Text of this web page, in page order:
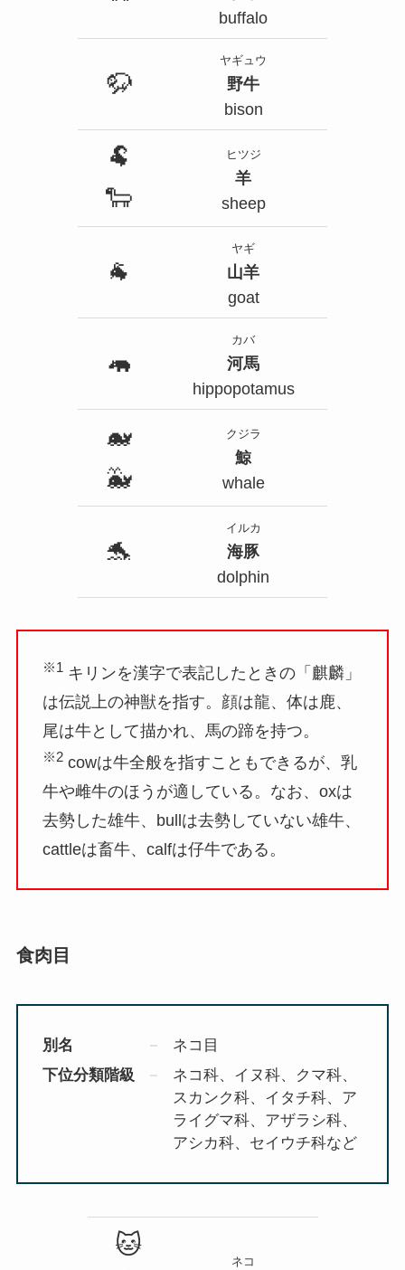
buffalo
🦬
ヤギュウ
野牛
bison
🐏
🐑
ヒツジ
羊
sheep
🐐
ヤギ
山羊
goat
🦛
カバ
河馬
hippopotamus
🐋
🐳
クジラ
鯨
whale
🐬
イルカ
海豚
dolphin
※1キリンを漢字で表記したときの「麒麟」
は伝説上の神獣を指す。顔は龍、体は鹿、
尾は牛として描かれ、馬の蹄を持つ。
※2cowは牛全般を指すこともできるが、乳
牛や雌牛のほうが適している。なお、oxは
去勢した雄牛、bullは去勢していない雄牛、
cattleは畜牛、calfは仔牛である。
食肉目
別名
ネコ目
下位分類階級
ネコ科、イヌ科、クマ科、
スカンク科、イタチ科、ア
ライグマ科、アザラシ科、
アシカ科、セイウチ科など
🐱
ネコ